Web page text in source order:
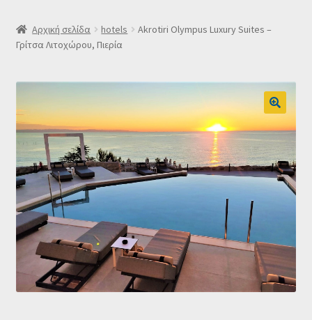
SLIDER
Επιβεβαίωση εγγραφής στο Newsletter του Dealistas.gr
Επικοινωνία
Καλάθι
Κατάστημα
Ο λογαριασμός μου
Αρχική σελίδα hotels
Akrotiri Olympus Luxury Suites –
Γρίτσα Λιτοχώρου, Πιερία